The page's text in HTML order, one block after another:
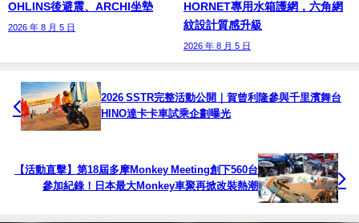
OHLINS後避震、ARCHI坐墊
2026 年 8 月 5 日
HORNET專用水箱護網，六角網
紋設計質感升級
2026 年 8 月 5 日
2026 SSTR完整活動公開｜賀曾利隆參與千里濱舞台
HINO達卡卡車試乘企劃曝光
【活動直擊】第18屆多摩Monkey Meeting創下560台
參加紀錄！日本最大Monkey車聚再掀改裝熱潮